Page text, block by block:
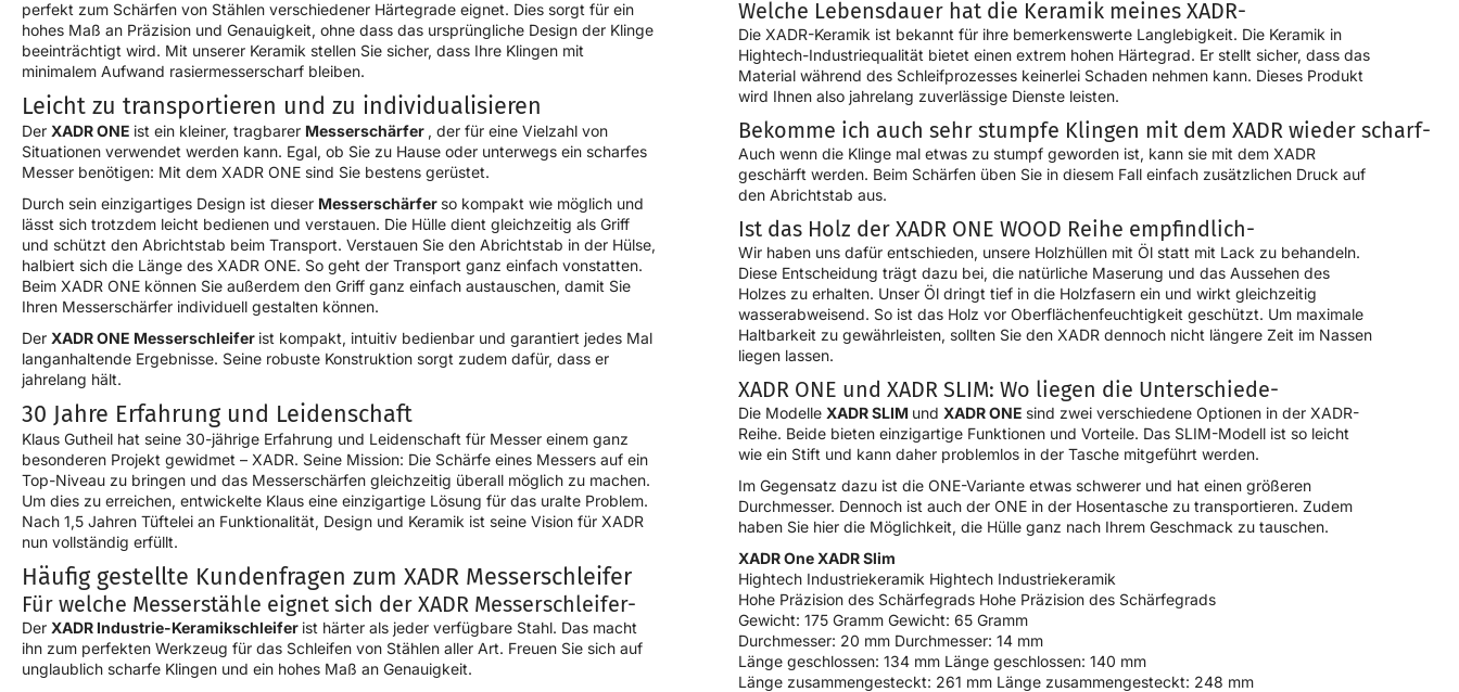
perfekt zum Schärfen von Stählen verschiedener Härtegrade eignet. Dies sorgt für ein
hohes Maß an Präzision und Genauigkeit, ohne dass das ursprüngliche Design der Klinge
beeinträchtigt wird. Mit unserer Keramik stellen Sie sicher, dass Ihre Klingen mit
minimalem Aufwand rasiermesserscharf bleiben.
Leicht zu transportieren und zu individualisieren
Der XADR ONE ist ein kleiner, tragbarer Messerschärfer , der für eine Vielzahl von
Situationen verwendet werden kann. Egal, ob Sie zu Hause oder unterwegs ein scharfes
Messer benötigen: Mit dem XADR ONE sind Sie bestens gerüstet.
Durch sein einzigartiges Design ist dieser Messerschärfer so kompakt wie möglich und
lässt sich trotzdem leicht bedienen und verstauen. Die Hülle dient gleichzeitig als Griff
und schützt den Abrichtstab beim Transport. Verstauen Sie den Abrichtstab in der Hülse,
halbiert sich die Länge des XADR ONE. So geht der Transport ganz einfach vonstatten.
Beim XADR ONE können Sie außerdem den Griff ganz einfach austauschen, damit Sie
Ihren Messerschärfer individuell gestalten können.
Der XADR ONE Messerschleifer ist kompakt, intuitiv bedienbar und garantiert jedes Mal
langanhaltende Ergebnisse. Seine robuste Konstruktion sorgt zudem dafür, dass er
jahrelang hält.
30 Jahre Erfahrung und Leidenschaft
Klaus Gutheil hat seine 30-jährige Erfahrung und Leidenschaft für Messer einem ganz
besonderen Projekt gewidmet – XADR. Seine Mission: Die Schärfe eines Messers auf ein
Top-Niveau zu bringen und das Messerschärfen gleichzeitig überall möglich zu machen.
Um dies zu erreichen, entwickelte Klaus eine einzigartige Lösung für das uralte Problem.
Nach 1,5 Jahren Tüftelei an Funktionalität, Design und Keramik ist seine Vision für XADR
nun vollständig erfüllt.
Häufig gestellte Kundenfragen zum XADR Messerschleifer
Für welche Messerstähle eignet sich der XADR Messerschleifer-
Der XADR Industrie-Keramikschleifer ist härter als jeder verfügbare Stahl. Das macht
ihn zum perfekten Werkzeug für das Schleifen von Stählen aller Art. Freuen Sie sich auf
unglaublich scharfe Klingen und ein hohes Maß an Genauigkeit.
Welche Lebensdauer hat die Keramik meines XADR-
Die XADR-Keramik ist bekannt für ihre bemerkenswerte Langlebigkeit. Die Keramik in
Hightech-Industriequalität bietet einen extrem hohen Härtegrad. Er stellt sicher, dass das
Material während des Schleifprozesses keinerlei Schaden nehmen kann. Dieses Produkt
wird Ihnen also jahrelang zuverlässige Dienste leisten.
Bekomme ich auch sehr stumpfe Klingen mit dem XADR wieder scharf-
Auch wenn die Klinge mal etwas zu stumpf geworden ist, kann sie mit dem XADR
geschärft werden. Beim Schärfen üben Sie in diesem Fall einfach zusätzlichen Druck auf
den Abrichtstab aus.
Ist das Holz der XADR ONE WOOD Reihe empfindlich-
Wir haben uns dafür entschieden, unsere Holzhüllen mit Öl statt mit Lack zu behandeln.
Diese Entscheidung trägt dazu bei, die natürliche Maserung und das Aussehen des
Holzes zu erhalten. Unser Öl dringt tief in die Holzfasern ein und wirkt gleichzeitig
wasserabweisend. So ist das Holz vor Oberflächenfeuchtigkeit geschützt. Um maximale
Haltbarkeit zu gewährleisten, sollten Sie den XADR dennoch nicht längere Zeit im Nassen
liegen lassen.
XADR ONE und XADR SLIM: Wo liegen die Unterschiede-
Die Modelle XADR SLIM und XADR ONE sind zwei verschiedene Optionen in der XADR-
Reihe. Beide bieten einzigartige Funktionen und Vorteile. Das SLIM-Modell ist so leicht
wie ein Stift und kann daher problemlos in der Tasche mitgeführt werden.
Im Gegensatz dazu ist die ONE-Variante etwas schwerer und hat einen größeren
Durchmesser. Dennoch ist auch der ONE in der Hosentasche zu transportieren. Zudem
haben Sie hier die Möglichkeit, die Hülle ganz nach Ihrem Geschmack zu tauschen.
XADR One XADR Slim
Hightech Industriekeramik Hightech Industriekeramik
Hohe Präzision des Schärfegrads Hohe Präzision des Schärfegrads
Gewicht: 175 Gramm Gewicht: 65 Gramm
Durchmesser: 20 mm Durchmesser: 14 mm
Länge geschlossen: 134 mm Länge geschlossen: 140 mm
Länge zusammengesteckt: 261 mm Länge zusammengesteckt: 248 mm